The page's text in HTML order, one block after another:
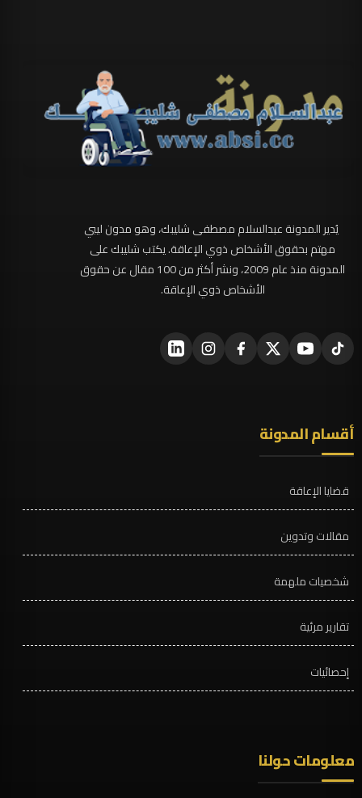
يُدير المدونة عبدالسلام مصطفى شليبك، وهو مدون ليبي
مهتم بحقوق الأشخاص ذوي الإعاقة. يكتب شليبك على
المدونة منذ عام 2009، ونشر أكثر من 100 مقال عن حقوق
الأشخاص ذوي الإعاقة.
أقسام المدونة
قضايا الإعاقة
مقالات وتدوين
شخصيات ملهمة
تقارير مرئية
إحصائيات
معلومات حولنا